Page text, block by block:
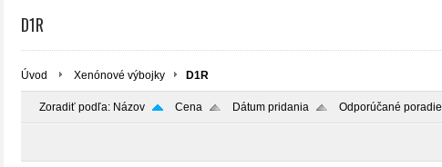
D1R
Úvod Xenónové výbojky D1R
Zoradiť podľa: Názov Cena Dátum pridania Odporúčané poradie